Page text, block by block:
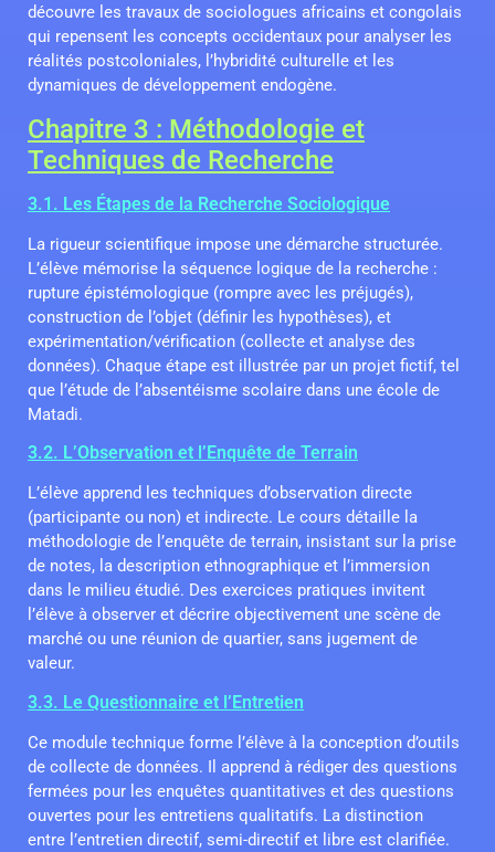
découvre les travaux de sociologues africains et congolais
qui repensent les concepts occidentaux pour analyser les
réalités postcoloniales, l’hybridité culturelle et les
dynamiques de développement endogène.
Chapitre 3 : Méthodologie et
Techniques de Recherche
3.1. Les Étapes de la Recherche Sociologique
La rigueur scientifique impose une démarche structurée.
L’élève mémorise la séquence logique de la recherche :
rupture épistémologique (rompre avec les préjugés),
construction de l’objet (définir les hypothèses), et
expérimentation/vérification (collecte et analyse des
données). Chaque étape est illustrée par un projet fictif, tel
que l’étude de l’absentéisme scolaire dans une école de
Matadi.
3.2. L’Observation et l’Enquête de Terrain
L’élève apprend les techniques d’observation directe
(participante ou non) et indirecte. Le cours détaille la
méthodologie de l’enquête de terrain, insistant sur la prise
de notes, la description ethnographique et l’immersion
dans le milieu étudié. Des exercices pratiques invitent
l’élève à observer et décrire objectivement une scène de
marché ou une réunion de quartier, sans jugement de
valeur.
3.3. Le Questionnaire et l’Entretien
Ce module technique forme l’élève à la conception d’outils
de collecte de données. Il apprend à rédiger des questions
fermées pour les enquêtes quantitatives et des questions
ouvertes pour les entretiens qualitatifs. La distinction
entre l’entretien directif, semi-directif et libre est clarifiée.